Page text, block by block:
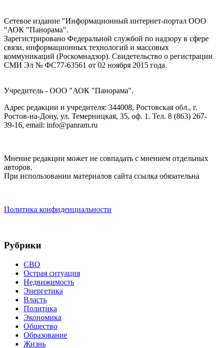
Сетевое издание "Информационный интернет-портал ООО
"АОК "Панорама".
Зарегистрировано Федеральной службой по надзору в сфере
связи, информационных технологий и массовых
коммуникаций (Роскомнадзор). Cвидетельство о регистрации
СМИ Эл № ФС77-63561 от 02 ноября 2015 года.
Учредитель - ООО "АОК "Панорама".
Адрес редакции и учредителя: 344008, Ростовская обл., г.
Ростов-на-Дону, ул. Темерницкая, 35, оф. 1. Тел. 8 (863) 267-
39-16, email: info@panram.ru
Мнение редакции может не совпадать с мнением отдельных
авторов.
При использовании материалов сайта ссылка обязательна
Политика конфиденциальности
Рубрики
СВО
Острая ситуация
Недвижимость
Энергетика
Власть
Политика
Экономика
Общество
Образование
Жизнь